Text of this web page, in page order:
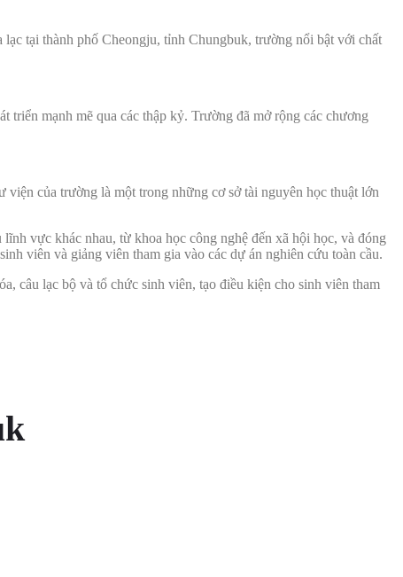
tại thành phố Cheongju, tỉnh Chungbuk, trường nổi bật với chất
mạnh mẽ qua các thập kỷ. Trường đã mở rộng các chương
của trường là một trong những cơ sở tài nguyên học thuật lớn
vực khác nhau, từ khoa học công nghệ đến xã hội học, và đóng
viên và giảng viên tham gia vào các dự án nghiên cứu toàn cầu.
câu lạc bộ và tổ chức sinh viên, tạo điều kiện cho sinh viên tham